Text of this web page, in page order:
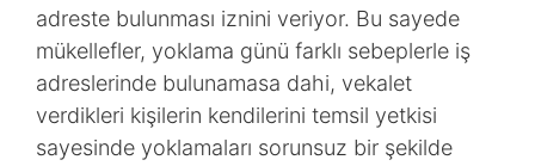
adreste bulunması iznini veriyor. Bu sayede
mükellefler, yoklama günü farklı sebeplerle iş
adreslerinde bulunamasa dahi, vekalet
verdikleri kişilerin kendilerini temsil yetkisi
sayesinde yoklamaları sorunsuz bir şekilde